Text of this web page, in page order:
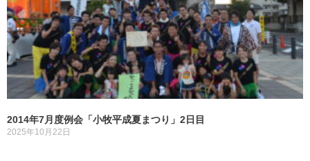
2014年7月度例会「小牧平成夏まつり」2日目
2025年10月22日